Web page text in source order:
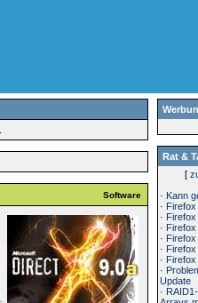
Rat &
[
· Kann
·
·
·
·
·
·
·
Update
·
Software